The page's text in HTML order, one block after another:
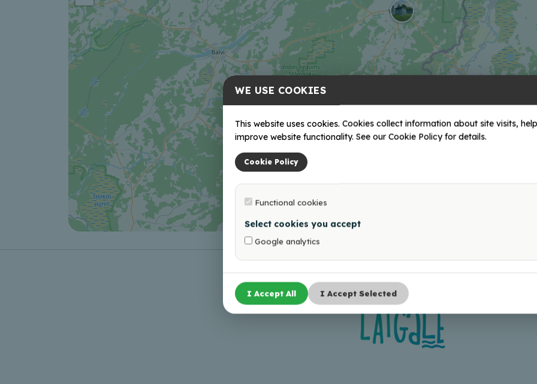
WE USE COOKIES
This website uses cookies. Cookies collect information about site visits,
improve website functionality. See our Cookie Policy for details.
Cookie Policy
Functional cookies
Select cookies you accept
Google analytics
I Accept All I Accept Selected